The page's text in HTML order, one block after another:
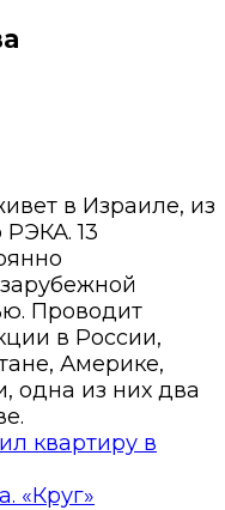
в Израиле, из
13
Проводит
в России,
Америке,
одна из них два
квартиру в
«Круг»